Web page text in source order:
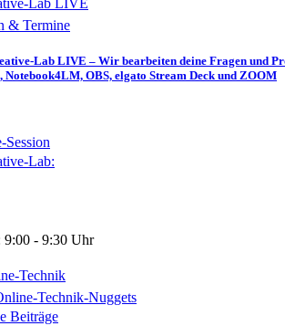
Lab LIVE
& Termine
Lab LIVE – Wir bearbeiten deine Fragen und
Notebook4LM, OBS, elgato Stream Deck und ZOOM
Lab:
9:00 - 9:30 Uhr
Technik
Technik-Nuggets
Beiträge